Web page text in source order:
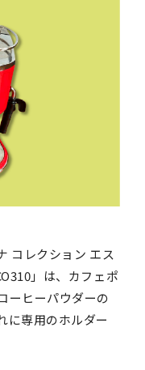
コレクション エス
」は、カフェポ
ーヒーパウダーの
に専用のホルダー